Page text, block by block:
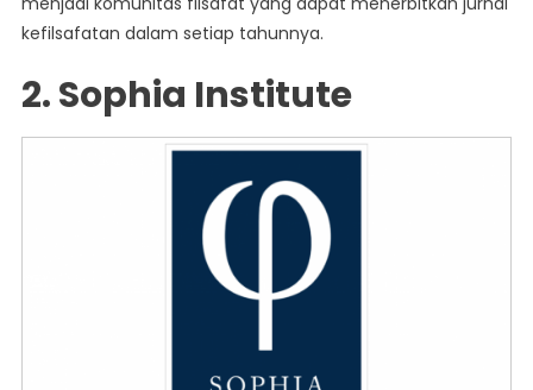
kefilsafatan dalam setiap tahunnya.
2. Sophia Institute